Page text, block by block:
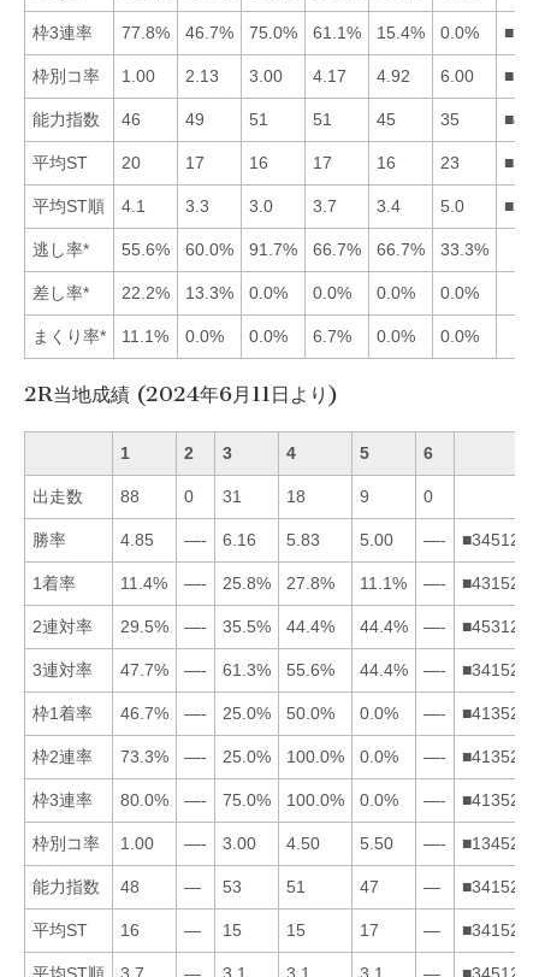
枠3連率 77.8% 46.7% 75.0% 61.1% 15.4% 0.0%
枠別コ率 1.00 2.13 3.00 4.17 4.92 6.00
能力指数 46 49 51 51 45 35
平均ST 20 17 16 17 16 23
平均ST順 4.1 3.3 3.0 3.7 3.4 5.0
逃し率* 55.6% 60.0% 91.7% 66.7% 66.7% 33.3%
差し率* 22.2% 13.3% 0.0% 0.0% 0.0% 0.0%
まくり率* 11.1% 0.0% 0.0% 6.7% 0.0% 0.0%
2R当地成績 (2024年6月11日より)
1 2 3 4 5 6
出走数 88 0 31 18 9 0
勝率 4.85 —- 6.16 5.83 5.00 —- ■345126
1着率 11.4% —- 25.8% 27.8% 11.1% —- ■431526
2連対率 29.5% —- 35.5% 44.4% 44.4% —- ■453126
3連対率 47.7% —- 61.3% 55.6% 44.4% —- ■341526
枠1着率 46.7% —- 25.0% 50.0% 0.0% —- ■413526
枠2連率 73.3% —- 25.0% 100.0% 0.0% —- ■413526
枠3連率 80.0% —- 75.0% 100.0% 0.0% —- ■413526
枠別コ率 1.00 —- 3.00 4.50 5.50 —- ■134526
能力指数 48 — 53 51 47 — ■341526
平均ST 16 — 15 15 17 — ■341526
平均ST順 3.7 — 3.1 3.1 3.1 — ■345126